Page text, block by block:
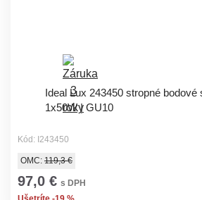
Ideal Lux 243450 stropné bodové
1x50W | GU10
Kód: I243450
OMC: 119,3 €
97,0 € s DPH